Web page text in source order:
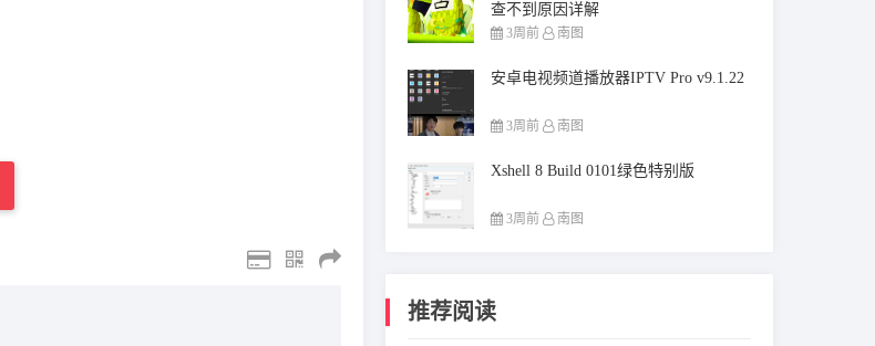
查不到原因详解
3周前 南图
安卓电视频道播放器IPTV Pro v9.1.22
3周前 南图
Xshell 8 Build 0101绿色特别版
3周前 南图
推荐阅读